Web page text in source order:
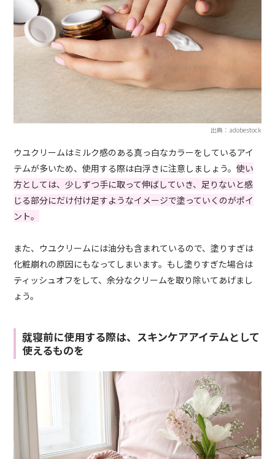
出典：adobestock
ウユクリームはミルク感のある真っ白なカラーをしているアイ
テムが多いため、使用する際は白浮きに注意しましょう。使い
方としては、少しずつ手に取って伸ばしていき、足りないと感
じる部分にだけ付け足すようなイメージで塗っていくのがポイ
ント。
また、ウユクリームには油分も含まれているので、塗りすぎは
化粧崩れの原因にもなってしまいます。もし塗りすぎた場合は
ティッシュオフをして、余分なクリームを取り除いてあげまし
ょう。
就寝前に使用する際は、スキンケアアイテムとして
使えるものを